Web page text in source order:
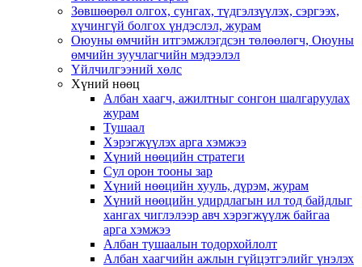
Зөвшөөрөл олгох, сунгах, түдгэлзүүлэх, сэргээх,
хүчингүй болгох үндэслэл, журам
Оюуны өмчийн итгэмжлэгдсэн төлөөлөгч, Оюуны
өмчийн зуучлагчийн мэдээлэл
Үйлчилгээний хөлс
Хүний нөөц
Албан хаагч, ажилтныг сонгон шалгаруулах
журам
Тушаал
Хэрэгжүүлэх арга хэмжээ
Хүний нөөцийн стратеги
Сул орон тооны зар
Хүний нөөцийн хууль, дүрэм, журам
Хүний нөөцийн удирдлагын ил тод байдлыг
хангах чиглэлээр авч хэрэгжүүлж байгаа
арга хэмжээ
Албан тушаалын тодорхойлолт
Албан хаагчийн ажлын гүйцэтгэлийг үнэлэх